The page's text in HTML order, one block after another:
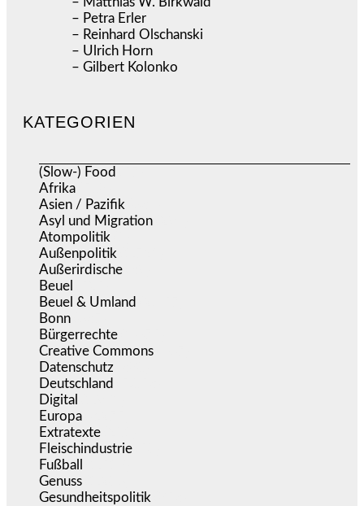
– Petra Erler
– Reinhard Olschanski
– Ulrich Horn
– Gilbert Kolonko
KATEGORIEN
(Slow-) Food
Afrika
Asien / Pazifik
Asyl und Migration
Atompolitik
Außenpolitik
Außerirdische
Beuel
Beuel & Umland
Bonn
Bürgerrechte
Creative Commons
Datenschutz
Deutschland
Digital
Europa
Extratexte
Fleischindustrie
Fußball
Genuss
Gesundheitspolitik